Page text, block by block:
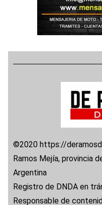
©2020 https://
Ramos Mejía, provincia
Argentina
Registro de DNDA en
Responsable de